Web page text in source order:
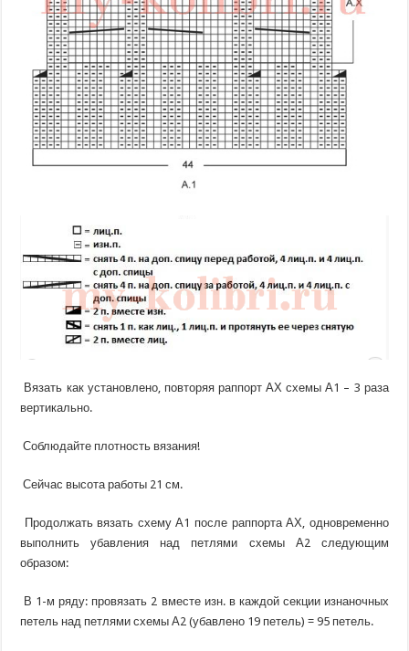
Вязать как установлено, повторяя раппорт АХ схемы А1 – 3 раза
вертикально.
Соблюдайте плотность вязания!
Сейчас высота работы 21 см.
Продолжать вязать схему А1 после раппорта АХ, одновременно
выполнить убавления над петлями схемы А2 следующим
образом:
В 1-м ряду: провязать 2 вместе изн. в каждой секции изнаночных
петель над петлями схемы А2 (убавлено 19 петель) = 95 петель.